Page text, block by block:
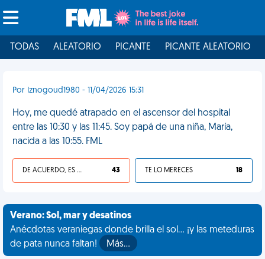
TODAS ALEATORIO PICANTE PICANTE ALEATORIO
Por Iznogoud1980 - 11/04/2026 15:31
Hoy, me quedé atrapado en el ascensor del hospital
entre las 10:30 y las 11:45. Soy papá de una niña, María,
nacida a las 10:55. FML
DE ACUERDO, ES UNA VIDA HP 43 TE LO MERECES 18
Verano: Sol, mar y desatinos
Anécdotas veraniegas donde brilla el sol... ¡y las meteduras
de pata nunca faltan!
Más…